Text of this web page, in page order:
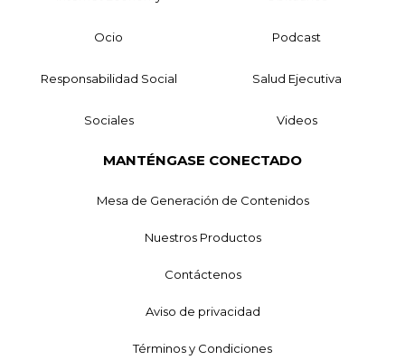
Ocio Podcast
Responsabilidad Social Salud Ejecutiva
Sociales Videos
MANTÉNGASE CONECTADO
Mesa de Generación de Contenidos
Nuestros Productos
Contáctenos
Aviso de privacidad
Términos y Condiciones